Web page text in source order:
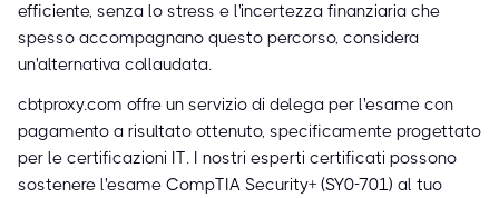
efficiente, senza lo stress e l'incertezza finanziaria che
spesso accompagnano questo percorso, considera
un'alternativa collaudata.
cbtproxy.com offre un servizio di delega per l'esame con
pagamento a risultato ottenuto, specificamente progettato
per le certificazioni IT. I nostri esperti certificati possono
sostenere l'esame CompTIA Security+ (SY0-701) al tuo